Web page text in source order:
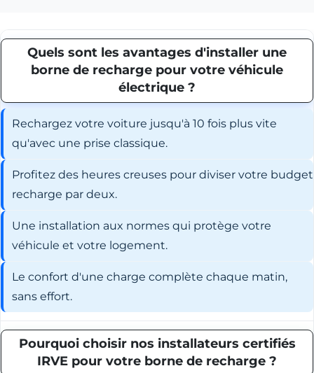
Quels sont les avantages d'installer une
borne de recharge pour votre véhicule
électrique ?
Rechargez votre voiture jusqu'à 10 fois plus vite
qu'avec une prise classique.
Profitez des heures creuses pour diviser votre budget
recharge par deux.
Une installation aux normes qui protège votre
véhicule et votre logement.
Le confort d'une charge complète chaque matin,
sans effort.
Pourquoi choisir nos installateurs certifiés
IRVE pour votre borne de recharge ?